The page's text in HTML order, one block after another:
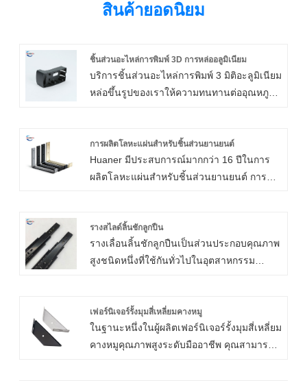
สินค้ายอดนิยม
ชิ้นส่วนอะไหล่การพิมพ์ 3D การหล่ออลูมิเนียม
บริการชิ้นส่วนอะไหล่การพิมพ์ 3 มิติอะลูมิเนียม
หล่อขึ้นรูปของเราให้ความทนทานต่ออุณหภูมิ
การผลิตโลหะแผ่นสำหรับชิ้นส่วนยานยนต์
Huaner มีประสบการณ์มากกว่า 16 ปีในการ
ผลิตโลหะแผ่นสำหรับชิ้นส่วนยานยนต์ การ
ชิ้นส่วนโครงโลหะแผ่น ฉากยึดโลหะแผ่น ฝา
ครอบ เบาะนั่งแบบสปริง บานพับ และฉากยึด
ล้อเลื่อน
รางสไลด์ลิ้นชักลูกปืน
รางเลื่อนลิ้นชักลูกปืนเป็นส่วนประกอบคุณภาพ
สูงชนิดหนึ่งที่ใช้กันทั่วไปในอุตสาหกรรม
สไลด์ลิ้นชักที่ใช้ลูกปืนเพื่อให้เลื่อนได้อย่างราบ
รื่นและง่ายดาย รางเลื่อนลิ้นชักลูกปืนที่มี
ประสิทธิภาพสูง มีเสถียรภาพ และเชื่อถือได้ ได้
เฟอร์นิเจอร์รั้งมุมสี่เหลี่ยมคางหมู
ในฐานะหนึ่งในผู้ผลิตเฟอร์นิเจอร์รั้งมุมสี่เหลี่ยม
คางหมูคุณภาพสูงระดับมืออาชีพ คุณสามารถ